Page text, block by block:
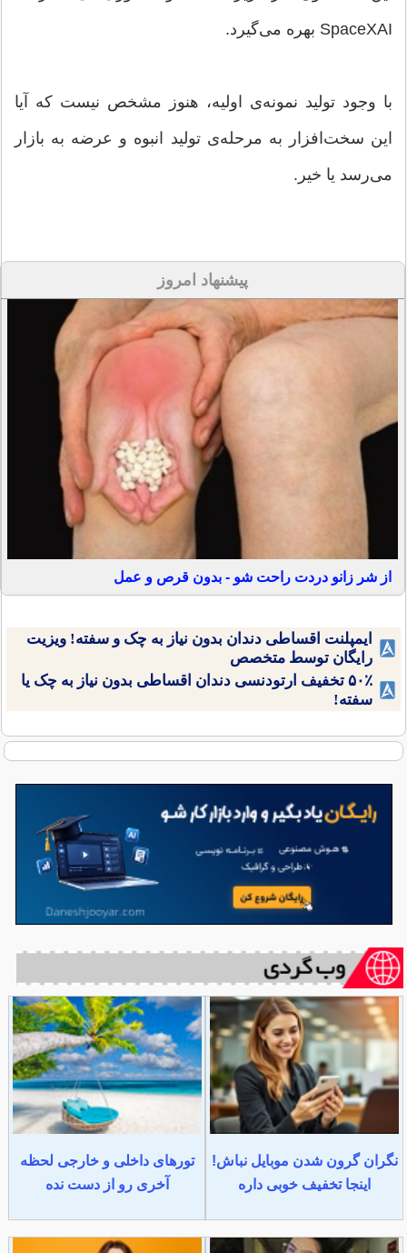
SpaceXAI بهره می‌گیرد.
با وجود تولید نمونه‌ی اولیه، هنوز مشخص نیست که آیا
این سخت‌افزار به مرحله‌ی تولید انبوه و عرضه به بازار
می‌رسد یا خیر.
پیشنهاد امروز
از شر زانو دردت راحت شو - بدون قرص و عمل
ایمپلنت اقساطی دندان بدون نیاز به چک و سفته! ویزیت
رایگان توسط متخصص
۵۰٪ تخفیف ارتودنسی دندان اقساطی بدون نیاز به چک یا
سفته!
نگران گرون شدن موبایل نباش!
اینجا تخفیف خوبی داره
تورهای داخلی و خارجی لحظه
آخری رو از دست نده